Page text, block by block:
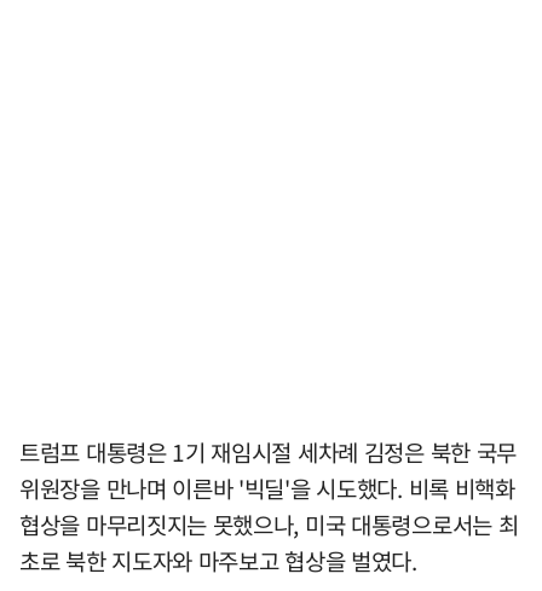
트럼프 대통령은 1기 재임시절 세차례 김정은 북한 국무
위원장을 만나며 이른바 '빅딜'을 시도했다. 비록 비핵화
협상을 마무리짓지는 못했으나, 미국 대통령으로서는 최
초로 북한 지도자와 마주보고 협상을 벌였다.